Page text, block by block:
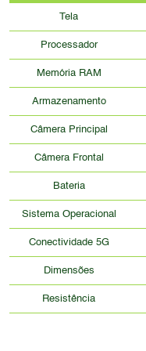
Tela
Processador
Memória RAM
Armazenamento
Câmera Principal
Câmera Frontal
Bateria
Sistema Operacional
Conectividade 5G
Dimensões
Resistência